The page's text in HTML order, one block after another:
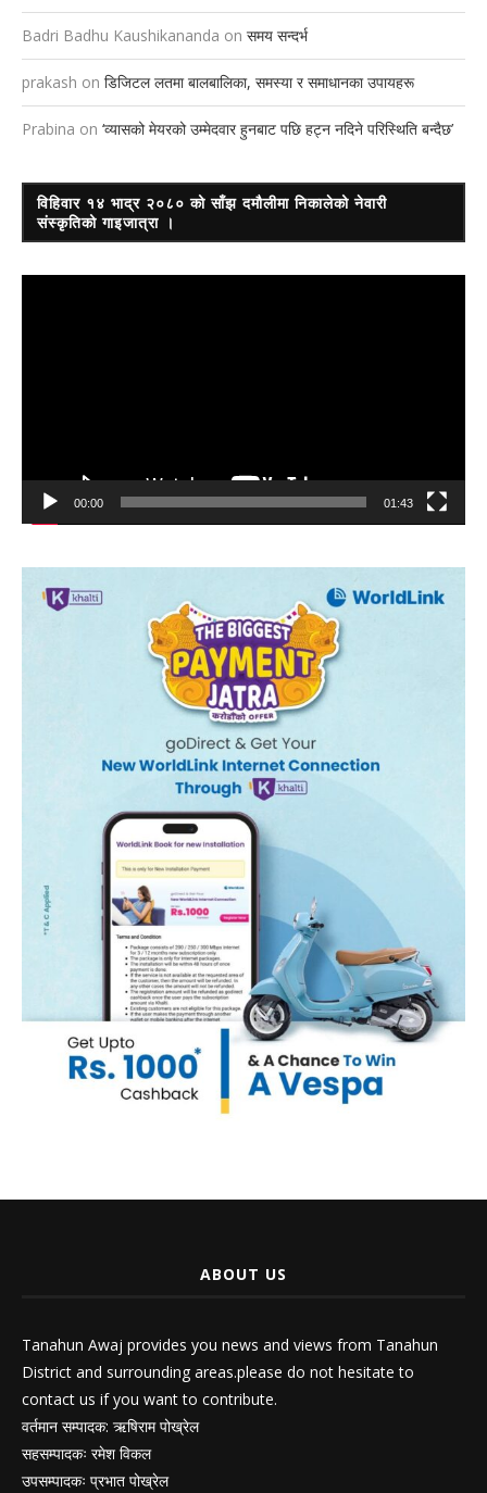
Badri Badhu Kaushikananda on समय सन्दर्भ
prakash on डिजिटल लतमा बालबालिका, समस्या र समाधानका उपायहरू
Prabina on ‘व्यासको मेयरको उम्मेदवार हुनबाट पछि हट्न नदिने परिस्थिति बन्दैछ’
विहिवार १४ भाद्र २०८० को साँझ दमौलीमा निकालेको नेवारी
संस्कृतिको गाइजात्रा ।
00:00 01:43
ABOUT US
Tanahun Awaj provides you news and views from Tanahun
District and surrounding areas.please do not hesitate to
contact us if you want to contribute.
वर्तमान सम्पादक: ऋषिराम पोख्रेल
सहसम्पादकः रमेश विकल
उपसम्पादकः प्रभात पोख्रेल